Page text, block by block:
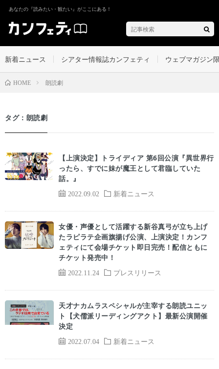
あなたの『読みたい・観たい』がここにある！
新着ニュース シアター情報誌カンフェティ ウェブマガジン
HOME 朗読劇
タグ：朗読劇
2022.09.02 新着ニュース
【上演決定】トライディア 第6回公演『異世界行
ったら、すでに妹が魔王として君臨していた
話。』
2022.11.24 プレスリリース
女優・声優として活躍する新谷真弓が立ち上げ
たラピラテ企画旗揚げ公演、上演決定！カンフ
ェティにて会場チケット即日完売！配信ともに
チケット発売中！
2022.07.04 新着ニュース
天才ナカムラスペシャルが主宰する朗読ユニッ
ト‪【犬儒派リーディングアクト】最新公演開催
決定